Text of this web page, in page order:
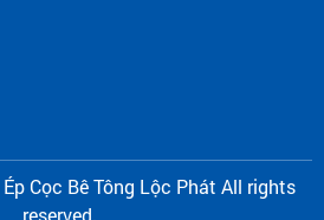
Ép Cọc Bê Tông Lộc Phát All rights